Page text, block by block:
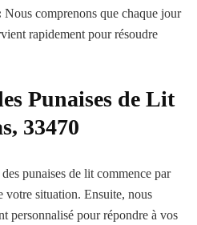
Nous comprenons que chaque jour
rapidement pour résoudre
Punaises de Lit
33470
punaises de lit commence par
votre situation. Ensuite, nous
personnalisé pour répondre à vos